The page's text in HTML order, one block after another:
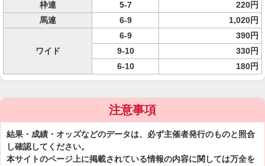
枠連
5-7
220円
馬連
6-9 1,020円
ワイド
6-9
390円
9-10
330円
6-10
180円
注意事項
結果・成績・オッズなどのデータは、必ず主催者発行のものと照合
し確認してください。
本サイトのページ上に掲載されている情報の内容に関しては万全を